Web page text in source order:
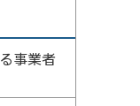
事業者